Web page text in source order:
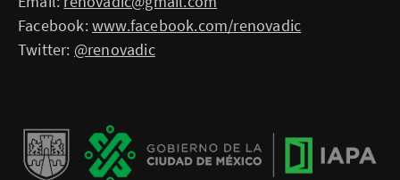
Facebook:www.facebook.com/renovadic
Twitter: @renovadic